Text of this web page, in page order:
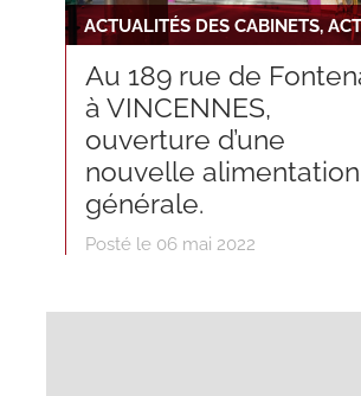
Au 189 rue de
à VINCENNES,
ouverture d’une
nouvelle alimentation
générale.
Posté le 06 mai 2022